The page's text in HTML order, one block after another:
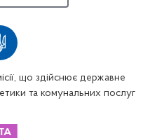
що здійснює державне
та комунальних послуг